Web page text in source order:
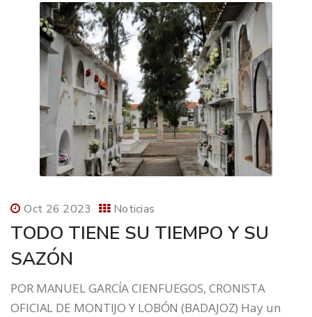
Oct 26 2023 Noticias
TODO TIENE SU TIEMPO Y SU
SAZÓN
POR MANUEL GARCÍA CIENFUEGOS, CRONISTA
OFICIAL DE MONTIJO Y LOBÓN (BADAJOZ) Hay un